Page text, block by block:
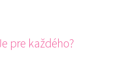
pre každého?